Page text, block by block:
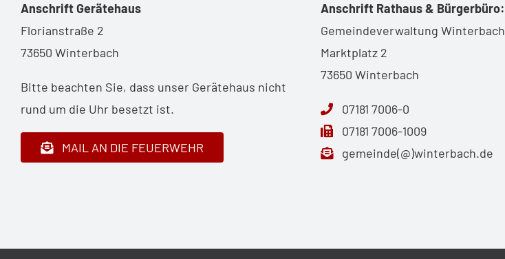
Anschrift Gerätehaus
Florianstraße 2
73650 Winterbach
Bitte beachten Sie, dass unser Gerätehaus nicht
rund um die Uhr besetzt ist.
MAIL AN DIE FEUERWEHR
Anschrift Rathaus & Bürgerbüro:
Gemeindeverwaltung Winterbach
Marktplatz 2
73650 Winterbach
07181 7006-0
07181 7006-1009
gemeinde(@)winterbach.de